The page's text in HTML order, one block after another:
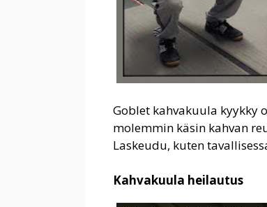
Goblet kahvakuula kyykky
molemmin käsin kahvan
Laskeudu, kuten
Kahvakuula heilautus